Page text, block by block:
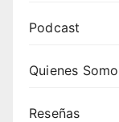
Podcast
Quienes
Reseñas